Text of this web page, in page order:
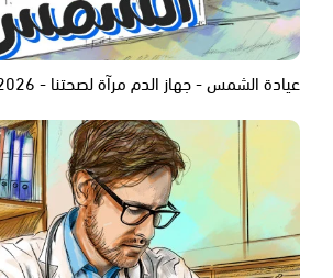
عيادة الشمس - جهاز الدم مرآة لصحتنا - 13.06.2026